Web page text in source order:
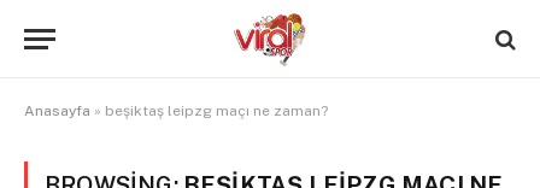
Anasayfa » beşiktaş leipzg maçı ne zaman?